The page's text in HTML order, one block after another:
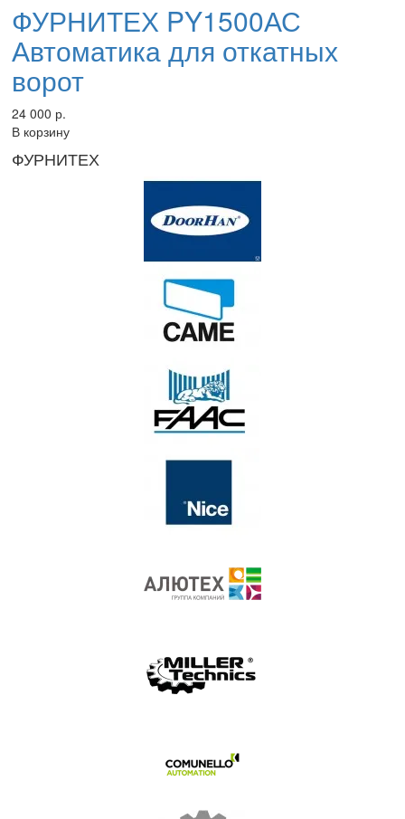
ФУРНИТЕХ PY1500АС
Автоматика для откатных
ворот
24 000 р.
В корзину
ФУРНИТЕХ